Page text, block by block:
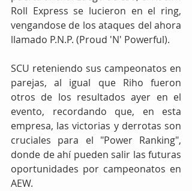
Roll Express se lucieron en el ring,
vengandose de los ataques del ahora
llamado P.N.P. (Proud 'N' Powerful).
SCU reteniendo sus campeonatos en
parejas, al igual que Riho fueron
otros de los resultados ayer en el
evento, recordando que, en esta
empresa, las victorias y derrotas son
cruciales para el "Power Ranking",
donde de ahí pueden salir las futuras
oportunidades por campeonatos en
AEW.